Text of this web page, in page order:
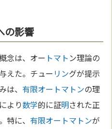
の影響
念は、オー トマトン理論の
えた。チュー リングが提示
は、 有限オートマトンの理
より数学的に証明された正
特に、 有限オートマトンが